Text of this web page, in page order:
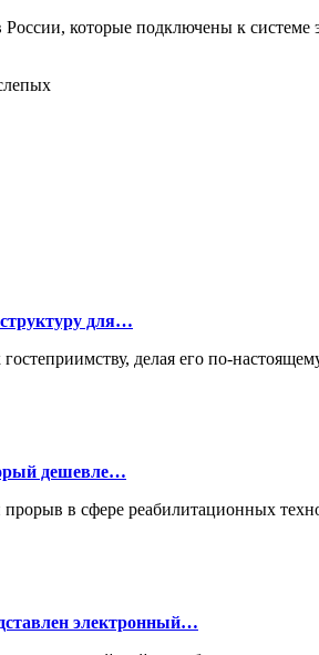
которые подключены к
для…
делая его по-
дешевле…
в сфере реабилитационных
электронный…